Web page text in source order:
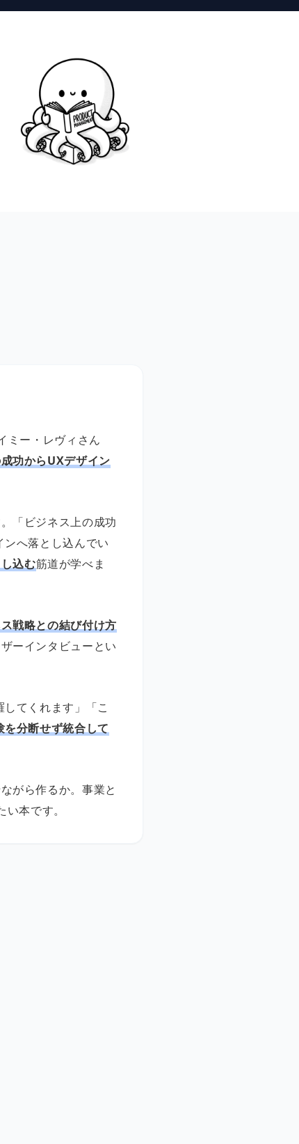
ミー・レヴィさん
功からUXデザイン
「ビジネス上の成功
へ落とし込んでい
込む筋道が学べま
戦略との結び付け方
ーインタビューとい
てくれます」「こ
を分断せず統合して
がら作るか。事業と
本です。